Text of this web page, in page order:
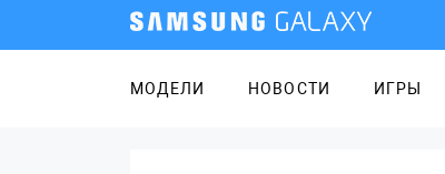
МОДЕЛИ НОВОСТИ ИГРЫ